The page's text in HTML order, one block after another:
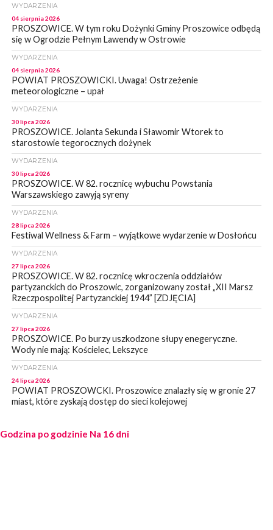
WYDARZENIA
04 sierpnia 2026
PROSZOWICE. W tym roku Dożynki Gminy Proszowice odbędą
się w Ogrodzie Pełnym Lawendy w Ostrowie
WYDARZENIA
04 sierpnia 2026
POWIAT PROSZOWICKI. Uwaga! Ostrzeżenie
meteorologiczne – upał
WYDARZENIA
30 lipca 2026
PROSZOWICE. Jolanta Sekunda i Sławomir Wtorek to
starostowie tegorocznych dożynek
WYDARZENIA
30 lipca 2026
PROSZOWICE. W 82. rocznicę wybuchu Powstania
Warszawskiego zawyją syreny
WYDARZENIA
28 lipca 2026
Festiwal Wellness & Farm – wyjątkowe wydarzenie w Dosłońcu
WYDARZENIA
27 lipca 2026
PROSZOWICE. W 82. rocznicę wkroczenia oddziałów
partyzanckich do Proszowic, zorganizowany został „XII Marsz
Rzeczpospolitej Partyzanckiej 1944” [ZDJĘCIA]
WYDARZENIA
27 lipca 2026
PROSZOWICE. Po burzy uszkodzone słupy enegeryczne.
Wody nie mają: Kościelec, Lekszyce
WYDARZENIA
24 lipca 2026
POWIAT PROSZOWCKI. Proszowice znalazły się w gronie 27
miast, które zyskają dostęp do sieci kolejowej
23 lipca 2026
POWIAT PROSZOWICE. Obchody Święta Policji w
Godzina po godzinie Na 16 dni